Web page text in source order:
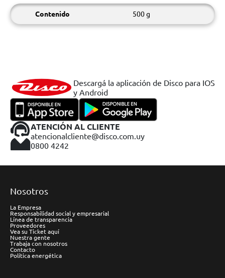
Contenido 500 g
Descargá la aplicación de Disco para IOS
y Android
ATENCIÓN AL CLIENTE
atencionalcliente@disco.com.uy
0800 4242
Nosotros
La Empresa
Responsabilidad social y empresarial
Línea de transparencia
Proveedores
Vea su Ticket aquí
Nuestra gente
Trabaja con nosotros
Contacto
Política energética